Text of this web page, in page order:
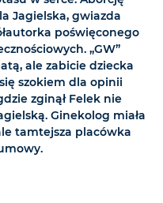
Jagielska, gwiazda
poświęconego
„GW”
ale zabicie dziecka
szokiem dla opinii
zginął Felek nie
Ginekolog miała
tamtejsza placówka